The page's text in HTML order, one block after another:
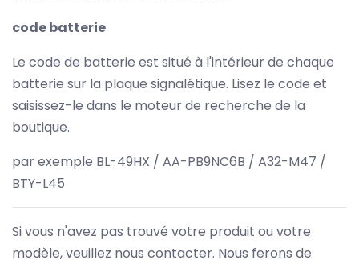
code batterie
Le code de batterie est situé à l'intérieur de chaque
batterie sur la plaque signalétique. Lisez le code et
saisissez-le dans le moteur de recherche de la
boutique.
par exemple BL-49HX / AA-PB9NC6B / A32-M47 /
BTY-L45
Si vous n'avez pas trouvé votre produit ou votre
modèle, veuillez nous contacter. Nous ferons de